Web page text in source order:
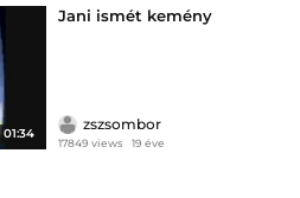
01:34
Jani ismét kemény
zszsombor
17849 views 19 éve